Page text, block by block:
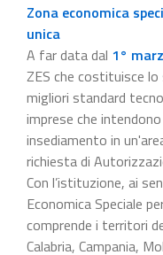
Zona economica
unica
A far data dal 1°
ZES che costituisce
migliori standard
imprese che
insediamento in
richiesta di
Con l’istituzione, ai
Economica Speciale
comprende i territori
Calabria, Campania,